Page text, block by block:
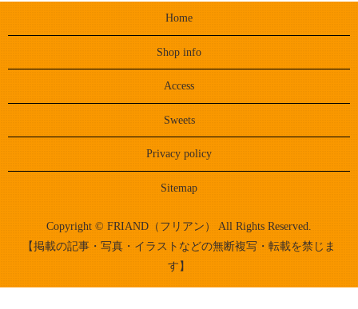
Home
Shop info
Access
Sweets
Privacy policy
Sitemap
Copyright © FRIAND（フリアン） All Rights Reserved.
【掲載の記事・写真・イラストなどの無断複写・転載を禁じま
す】